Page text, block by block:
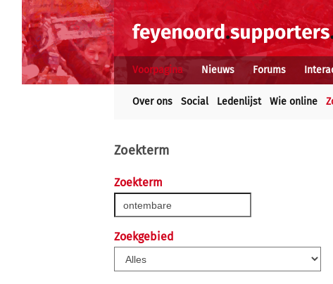
Voorpagina Nieuws Forums
Over ons Social Ledenlijst Wie online
Zoekterm
Zoekterm
Zoekgebied